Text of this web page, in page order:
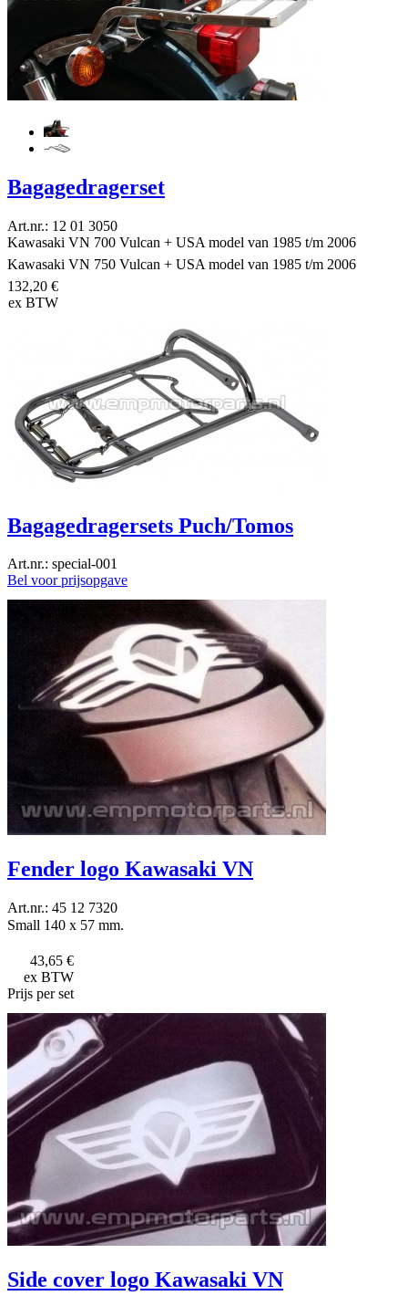
Bagagedragerset
Art.nr.: 12 01 3050
Kawasaki VN 700 Vulcan + USA model van 1985 t/m 2006
Kawasaki VN 750 Vulcan + USA model van 1985 t/m 2006
132,20 €
ex BTW
Bagagedragersets Puch/Tomos
Art.nr.: special-001
Bel voor prijsopgave
Fender logo Kawasaki VN
Art.nr.: 45 12 7320
Small 140 x 57 mm.
43,65 €
ex BTW
Prijs per set
Side cover logo Kawasaki VN